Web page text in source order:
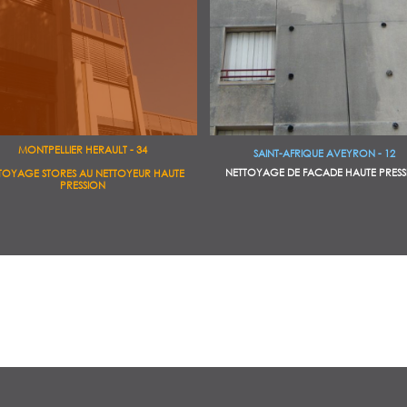
MONTPELLIER HERAULT - 34
STORES AU NETTOYEUR HAUTE
PRESSION
SAINT-AFRIQUE AVEYRON - 12
NETTOYAGE DE FACADE HAUTE